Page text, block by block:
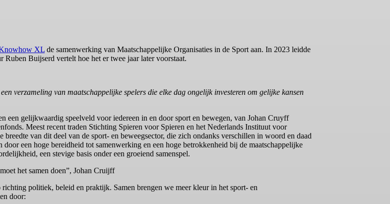
XL de samenwerking van Maatschappelijke Organisaties in de Sport aan. In 2023 leidde
Buijserd vertelt hoe het er twee jaar later voorstaat.
verzameling van maatschappelijke spelers die elke dag ongelijk investeren om gelijke kansen
een gelijkwaardig speelveld voor iedereen in en door sport en bewegen, van Johan Cruyff
Meest recent traden Stichting Spieren voor Spieren en het Nederlands Instituut voor
van dit deel van de sport- en beweegsector, die zich ondanks verschillen in woord en daad
een hoge bereidheid tot samenwerking en een hoge betrokkenheid bij de maatschappelijke
een stevige basis onder een groeiend samenspel.
het samen doen”, Johan Cruijff
politiek, beleid en praktijk. Samen brengen we meer kleur in het sport- en
door: